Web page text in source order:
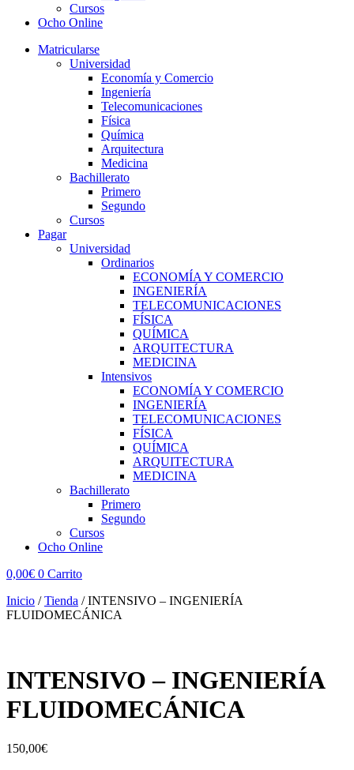
Cursos
Ocho Online
Matricularse
Universidad
Economía y Comercio
Ingeniería
Telecomunicaciones
Física
Química
Arquitectura
Medicina
Bachillerato
Primero
Segundo
Cursos
Pagar
Universidad
Ordinarios
ECONOMÍA Y COMERCIO
INGENIERÍA
TELECOMUNICACIONES
FÍSICA
QUÍMICA
ARQUITECTURA
MEDICINA
Intensivos
ECONOMÍA Y COMERCIO
INGENIERÍA
TELECOMUNICACIONES
FÍSICA
QUÍMICA
ARQUITECTURA
MEDICINA
Bachillerato
Primero
Segundo
Cursos
Ocho Online
0,00€ 0 Carrito
Inicio /Tienda /INTENSIVO – INGENIERÍA
FLUIDOMECÁNICA
INTENSIVO – INGENIERÍA
FLUIDOMECÁNICA
150,00€